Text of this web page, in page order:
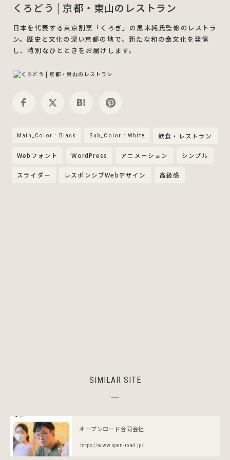
くろどう | 京都・東山のレストラン
日本を代表する東京割烹「くろぎ」の黒木純氏監修のレストラ
ン。歴史と文化の深い京都の地で、新たな和の食文化を発信
し、特別なひとときをお届けします。
Main_Color : Black Sub_Color : White 飲食・レストラン
Webフォント WordPress アニメーション シンプル
スライダー レスポンシブWebデザイン 高級感
SIMILAR SITE
オープンロード合同会社
https://www.open-road.jp/